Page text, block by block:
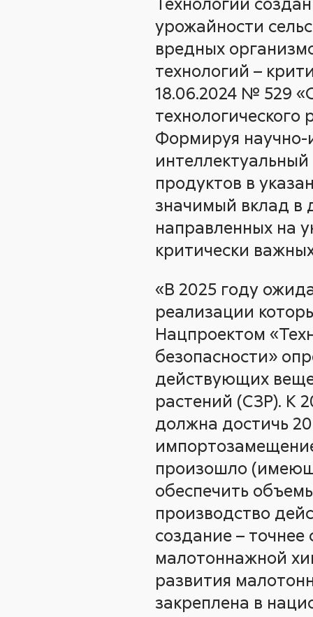
урожайности
вредных
технологий –
18.06.2024 № 529
Формируя научно-
продуктов в
значимый вклад в
направленных на
критически
«В 2025 году
реализации
Нацпроектом
безопасности»
действующих
растений (СЗР). К
должна достичь
произошло
обеспечить
производство
создание – точнее
малотоннажной
развития
закреплена в